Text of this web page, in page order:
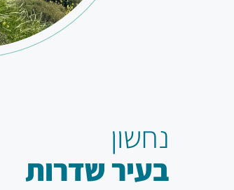
נחשון
בעיר שדרות